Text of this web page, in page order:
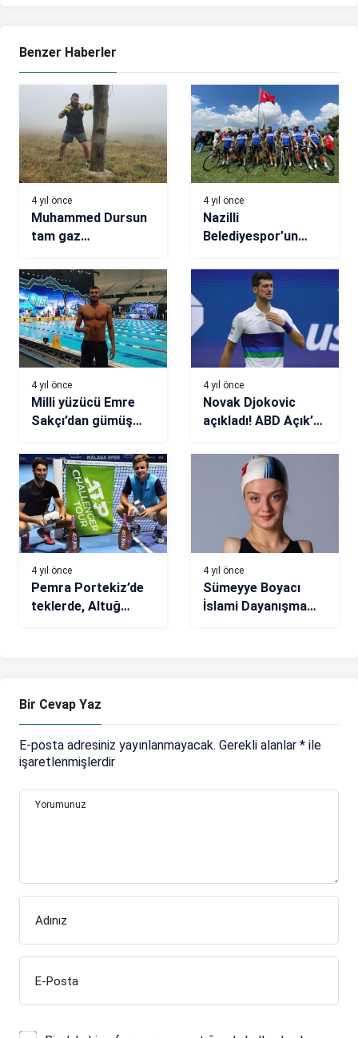
Benzer Haberler
4 yıl önce
Muhammed Dursun
tam gaz…
4 yıl önce
Nazilli
Belediyespor’un
kurtuluş turu
4 yıl önce
Milli yüzücü Emre
Sakçı’dan gümüş
4 yıl önce
Novak Djokovic
açıkladı! ABD Açık’a
4 yıl önce
Pemra Portekiz’de
teklerde, Altuğ
4 yıl önce
Sümeyye Boyacı
İslami Dayanışma
Bir Cevap Yaz
E-posta adresiniz yayınlanmayacak. Gerekli alanlar * ile
işaretlenmişlerdir
Yorumunuz
Adınız
E-Posta